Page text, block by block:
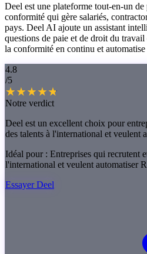
Deel est une plateforme tout-en-un
conformité qui gère salariés,
pays. Deel AI ajoute un assistant
questions de paie et de droit du
la conformité en continu et
4.8
/5
Notre verdict
Deel est un excellent choix pour
des talents à l'international et veulent
Idéal pour : Entreprises qui recrutent
l'international et veulent automatiser
Essayer Deel